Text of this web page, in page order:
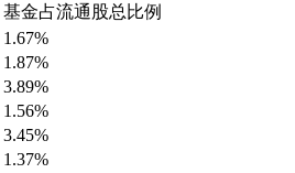
基金占流通股总比例
1.67%
1.87%
3.89%
1.56%
3.45%
1.37%